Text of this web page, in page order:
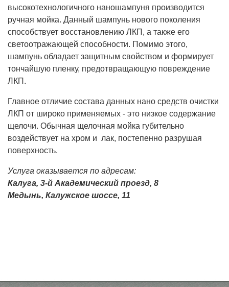
высокотехнологичного наношампуня производится
ручная мойка. Данный шампунь нового поколения
способствует восстановлению ЛКП, а также его
светоотражающей способности. Помимо этого,
шампунь обладает защитным свойством и формирует
тончайшую пленку, предотвращающую повреждение
ЛКП.
Главное отличие состава данных нано средств очистки
ЛКП от широко применяемых - это низкое содержание
щелочи. Обычная щелочная мойка губительно
воздействует на хром и лак, постепенно разрушая
поверхность.
Услуга оказывается по адресам:
Калуга, 3-й Академический проезд, 8
Медынь, Калужское шоссе, 11